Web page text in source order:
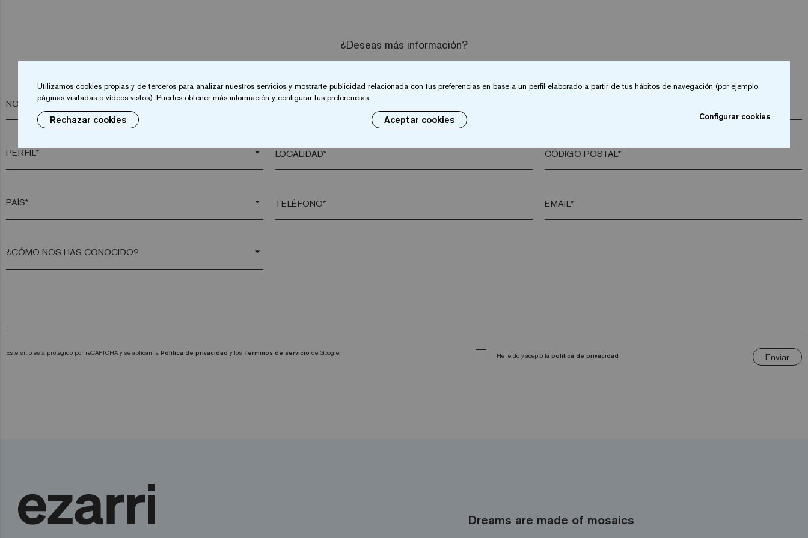
¿Deseas más información?
NOMBRE* APELLIDO*
arrow_drop_down LOCALIDAD* CÓDIGO POSTAL*
arrow_drop_down TELÉFONO* EMAIL*
arrow_drop_down
Este sitio está protegido por reCAPTCHA y se aplican la Política de privacidad y los Términos de servicio de Google. He leído y acepto la política de privacidad Enviar
Dreams are made of mosaics
Utilizamos cookies propias y de terceros para analizar nuestros servicios y mostrarte publicidad relacionada con tus preferencias en base a un perfil elaborado a partir de tus hábitos de navegación (por ejemplo,
páginas visitadas o vídeos vistos). Puedes obtener más información y configurar tus preferencias.
Rechazar cookies Aceptar cookies Configurar cookies